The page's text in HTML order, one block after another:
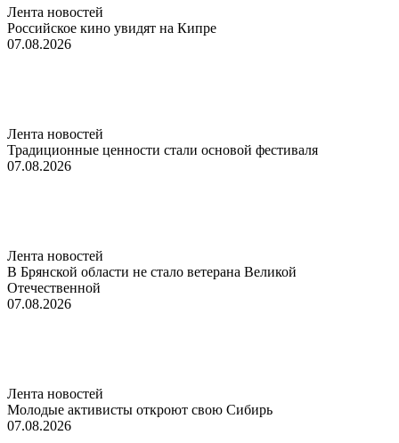
Лента новостей
Российское кино увидят на Кипре
07.08.2026
Лента новостей
Традиционные ценности стали основой фестиваля
07.08.2026
Лента новостей
В Брянской области не стало ветерана Великой
Отечественной
07.08.2026
Лента новостей
Молодые активисты откроют свою Сибирь
07.08.2026